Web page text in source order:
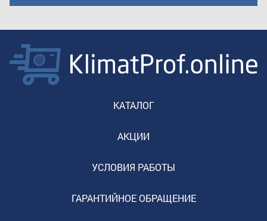
КАТАЛОГ
АКЦИИ
УСЛОВИЯ РАБОТЫ
ГАРАНТИЙНОЕ ОБРАЩЕНИЕ